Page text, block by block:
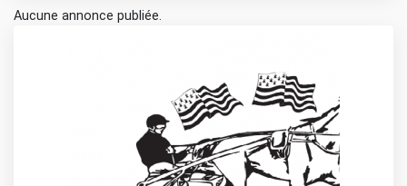
Aucune annonce publiée.